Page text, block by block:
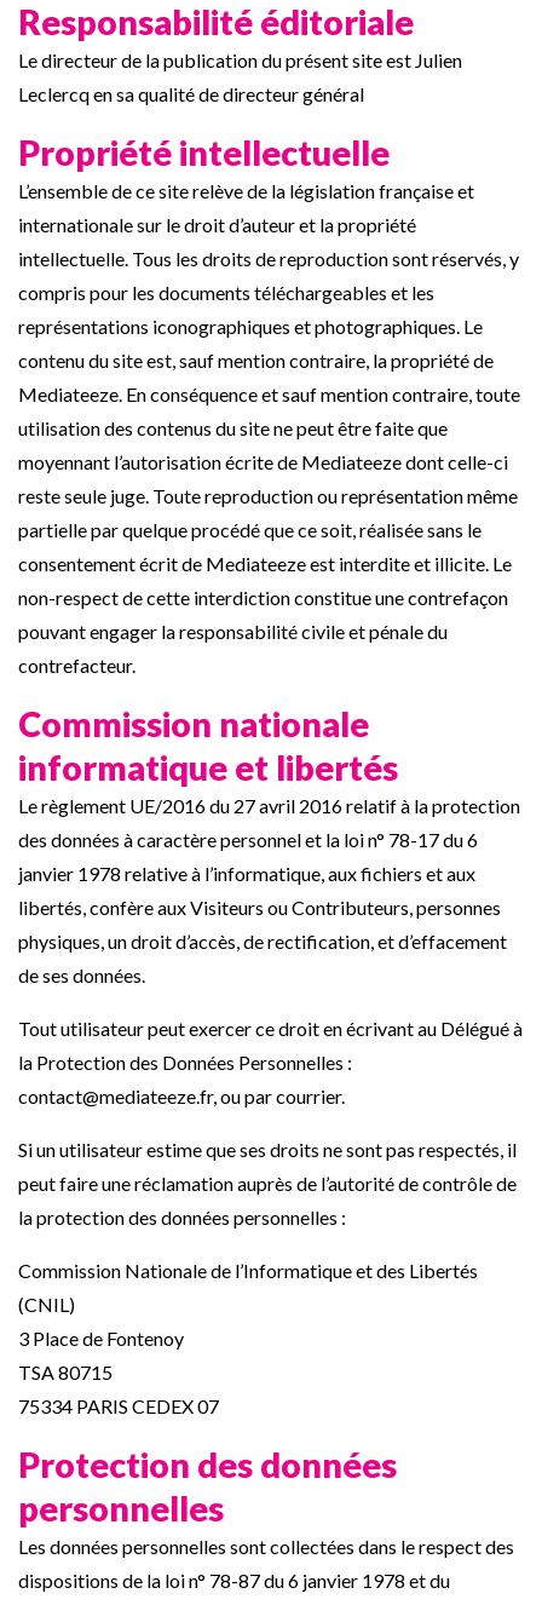
Responsabilité éditoriale
Le directeur de la publication du présent site est Julien
Leclercq en sa qualité de directeur général
Propriété intellectuelle
L’ensemble de ce site relève de la législation française et
internationale sur le droit d’auteur et la propriété
intellectuelle. Tous les droits de reproduction sont réservés, y
compris pour les documents téléchargeables et les
représentations iconographiques et photographiques. Le
contenu du site est, sauf mention contraire, la propriété de
Mediateeze. En conséquence et sauf mention contraire, toute
utilisation des contenus du site ne peut être faite que
moyennant l’autorisation écrite de Mediateeze dont celle-ci
reste seule juge. Toute reproduction ou représentation même
partielle par quelque procédé que ce soit, réalisée sans le
consentement écrit de Mediateeze est interdite et illicite. Le
non-respect de cette interdiction constitue une contrefaçon
pouvant engager la responsabilité civile et pénale du
contrefacteur.
Commission nationale
informatique et libertés
Le règlement UE/2016 du 27 avril 2016 relatif à la protection
des données à caractère personnel et la loi n° 78-17 du 6
janvier 1978 relative à l’informatique, aux fichiers et aux
libertés, confère aux Visiteurs ou Contributeurs, personnes
physiques, un droit d’accès, de rectification, et d’effacement
de ses données.
Tout utilisateur peut exercer ce droit en écrivant au Délégué à
la Protection des Données Personnelles :
contact@mediateeze.fr, ou par courrier.
Si un utilisateur estime que ses droits ne sont pas respectés, il
peut faire une réclamation auprès de l’autorité de contrôle de
la protection des données personnelles :
Commission Nationale de l’Informatique et des Libertés
(CNIL)
3 Place de Fontenoy
TSA 80715
75334 PARIS CEDEX 07
Protection des données
personnelles
Les données personnelles sont collectées dans le respect des
dispositions de la loi n° 78-87 du 6 janvier 1978 et du